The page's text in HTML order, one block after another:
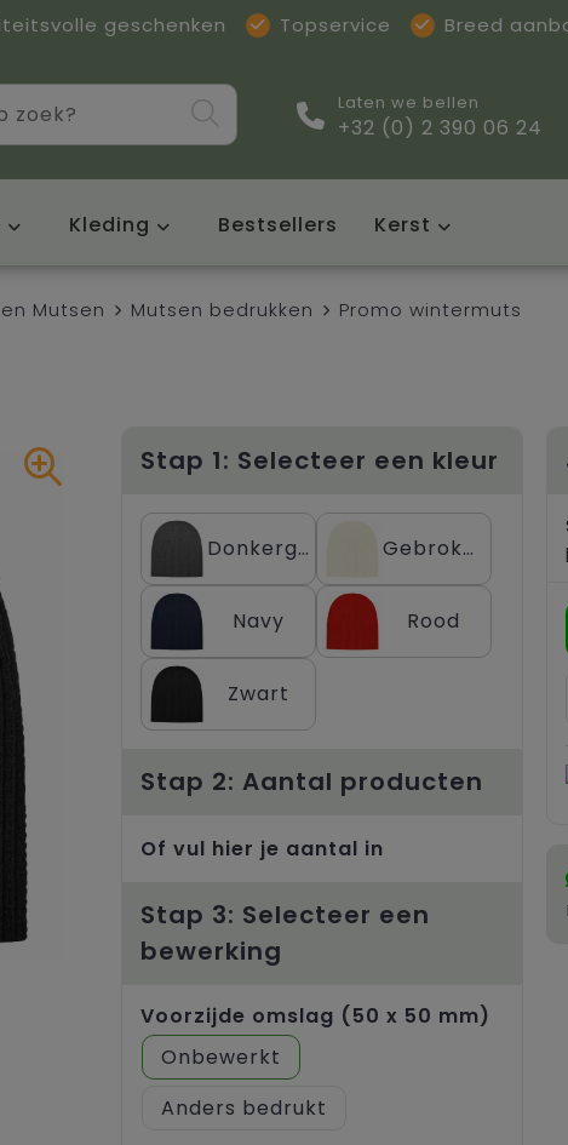
geschenken Topservice Breed
Laten we bellen
+32 (0) 2 390 06 24
Kleding Bestsellers Kerst
Mutsen Mutsen bedrukken Promo wintermuts
Stap 1: Selecteer een kleur
Donkergrijs Gebroken wit
Navy Rood
Zwart
Stap 2: Aantal producten
Of vul hier je aantal in
Stap 3: Selecteer een
bewerking
Voorzijde omslag (50 x 50 mm)
Onbewerkt
Anders bedrukt